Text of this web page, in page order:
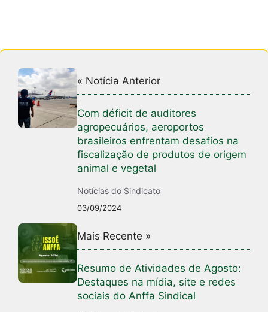
« Notícia Anterior
Com déficit de auditores
agropecuários, aeroportos
brasileiros enfrentam desafios na
fiscalização de produtos de origem
animal e vegetal
Notícias do Sindicato
03/09/2024
Mais Recente »
Resumo de Atividades de Agosto:
Destaques na mídia, site e redes
sociais do Anffa Sindical